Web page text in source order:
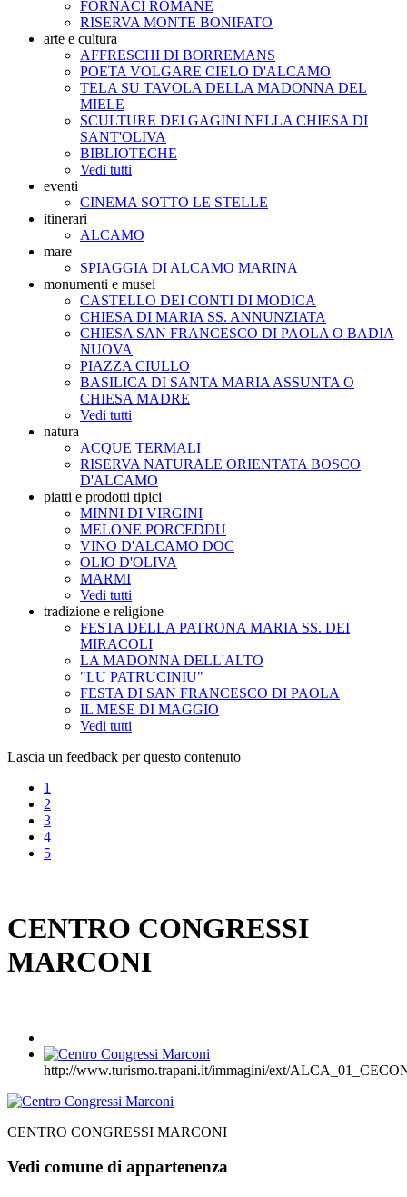
FORNACI ROMANE
RISERVA MONTE BONIFATO
arte e cultura
AFFRESCHI DI BORREMANS
POETA VOLGARE CIELO D'ALCAMO
TELA SU TAVOLA DELLA MADONNA DEL
MIELE
SCULTURE DEI GAGINI NELLA CHIESA DI
SANT'OLIVA
BIBLIOTECHE
Vedi tutti
eventi
CINEMA SOTTO LE STELLE
itinerari
ALCAMO
mare
SPIAGGIA DI ALCAMO MARINA
monumenti e musei
CASTELLO DEI CONTI DI MODICA
CHIESA DI MARIA SS. ANNUNZIATA
CHIESA SAN FRANCESCO DI PAOLA O BADIA
NUOVA
PIAZZA CIULLO
BASILICA DI SANTA MARIA ASSUNTA O
CHIESA MADRE
Vedi tutti
natura
ACQUE TERMALI
RISERVA NATURALE ORIENTATA BOSCO
D'ALCAMO
piatti e prodotti tipici
MINNI DI VIRGINI
MELONE PORCEDDU
VINO D'ALCAMO DOC
OLIO D'OLIVA
MARMI
Vedi tutti
tradizione e religione
FESTA DELLA PATRONA MARIA SS. DEI
MIRACOLI
LA MADONNA DELL'ALTO
"LU PATRUCINIU"
FESTA DI SAN FRANCESCO DI PAOLA
IL MESE DI MAGGIO
Vedi tutti
Lascia un feedback per questo contenuto
1
2
3
4
5
CENTRO CONGRESSI
MARCONI
http://www.turismo.trapani.it/immagini/ext/
CENTRO CONGRESSI MARCONI
Vedi comune di appartenenza